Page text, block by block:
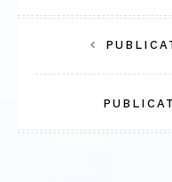
Navigation
de
l’article